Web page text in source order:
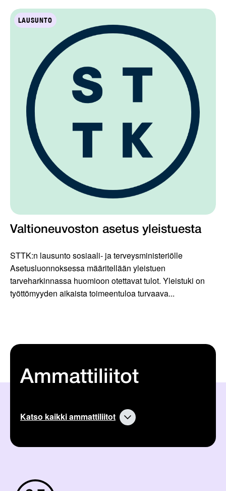
LAUSUNTO
Valtioneuvoston asetus yleistuesta
STTK:n lausunto sosiaali- ja terveysministeriölle
Asetusluonnoksessa määritellään yleistuen
tarveharkinnassa huomioon otettavat tulot. Yleistuki on
työttömyyden aikaista toimeentuloa turvaava...
Ammattiliitot
Katso kaikki ammattiliitot